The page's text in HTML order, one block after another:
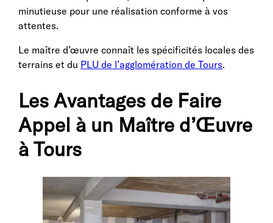
minutieuse pour une réalisation conforme à vos
attentes.
Le maître d’œuvre connaît les spécificités locales des
terrains et du PLU de l’agglomération de Tours.
Les Avantages de Faire
Appel à un Maître d’Œuvre
à Tours